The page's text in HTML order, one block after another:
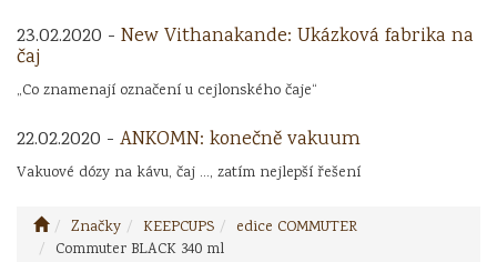
23.02.2020 - New Vithanakande: Ukázková fabrika na
čaj
„Co znamenají označení u cejlonského čaje“
22.02.2020 - ANKOMN: konečně vakuum
Vakuové dózy na kávu, čaj ..., zatím nejlepší řešení
Značky KEEPCUPS
edice COMMUTER
Commuter BLACK 340 ml